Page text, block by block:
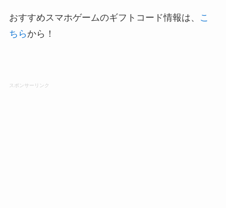
おすすめスマホゲームのギフトコード情報は、
こ
ちら から！
スポンサーリンク